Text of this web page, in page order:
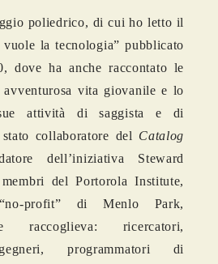
poliedrico, di cui ho letto il
la tecnologia” pubblicato
dove ha anche raccontato le
avventurosa vita giovanile e lo
attività di saggista e di
collaboratore del Catalog
dell’iniziativa Steward
del Portorola Institute,
“no-profit” di Menlo Park,
raccoglieva: ricercatori,
programmatori di